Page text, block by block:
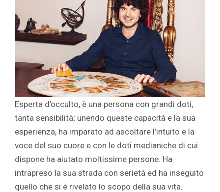
Esperta d’occulto, è una persona con grandi doti,
tanta sensibilità; unendo queste capacità e la sua
esperienza, ha imparato ad ascoltare l’intuito e la
voce del suo cuore e con le doti medianiche di cui
dispone ha aiutato moltissime persone. Ha
intrapreso la sua strada con serietà ed ha inseguito
quello che si è rivelato lo scopo della sua vita.